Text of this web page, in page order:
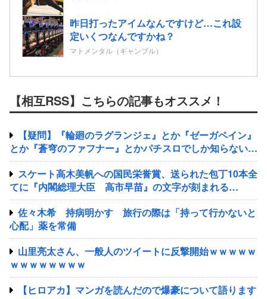
昨日打ったアイムなんですけど…これ設
定いくつなんですかね？
マトメンタル（ギャンブル）
【相互RSS】こちらの記事もオススメ！
【疑問】『輪廻のラグランジェ』とか『ゼーガペイン』
とか『蒼穹のファフナー』とかパチスロでしか知らない謎
のアニメあるじゃん？
スケート高木美帆への国民栄誉賞、送られた包丁10本全
てに『内閣総理大臣 高市早苗』の文字が刻まれる…
佐々木希 持病明かす 旅行の際は「持って行かないと
心配」薬を常備
山里亮太さん、一般人のツイートに反撃開始ｗｗｗｗｗ
ｗｗｗｗｗｗｗｗ
【ヒロアカ】マンガを読んだので爆豪について語ります